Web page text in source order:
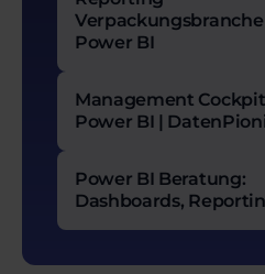
Power BI
Management
Power BI |
Power BI Beratung:
Dashboards,